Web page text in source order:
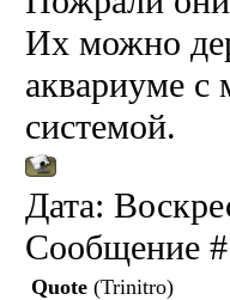
Их можно
аквариуме
системой.
Дата:
Сообщение
Quote(Trinitro)